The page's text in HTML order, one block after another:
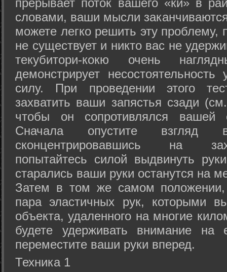
прерывает поток вашего «ки» в
словами, ваши мысли
можете легко решить эту проблему,
не существует и никто вас не
текубитори-кокю очень
демонстрирует
силу. При проведении этого
захватить ваши запястья сзади
чтобы он сопротивлялся вашей
Сначала опустите
сконцентрировавшись на
попытайтесь силой выдвинуть
старались ваши руки останутся на
Затем в том же самом положении,
пара эластичных рук, которыми
объекта, удаленного на многие
будете удерживать внимание на
переместите ваши руки вперед.
Техника 1